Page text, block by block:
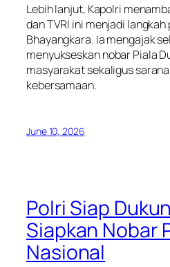
Lebih lanjut, Kapolri
dan TVRI ini menjadi
Bhayangkara. Ia mengajak
menyukseskan nobar Piala
masyarakat sekaligus
kebersamaan.
June 10, 2026
Polri Siap
Siapkan Nobar
Nasional